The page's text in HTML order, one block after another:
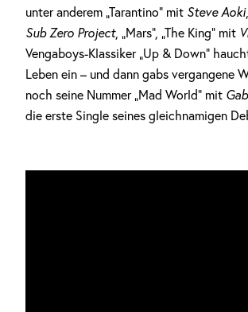
unter anderem „Tarantino“ mit Steve Aoki
Sub Zero Project, „Mars“, „The King“ mit
Vengaboys-Klassiker „Up & Down“
Leben ein – und dann gabs vergangene
noch seine Nummer „Mad World“ mit
die erste Single seines gleichnamigen